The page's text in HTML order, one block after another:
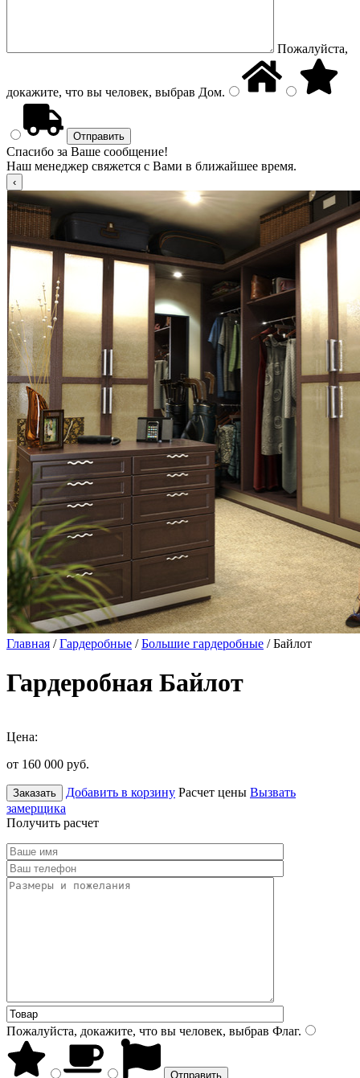
Пожалуйста,
докажите, что вы человек, выбрав Дом.
Спасибо за Ваше сообщение!
Наш менеджер свяжется с Вами в ближайшее время.
Главная /Гардеробные /Большие гардеробные / Байлот
Гардеробная Байлот
Цена:
от 160 000 руб.
Заказать Добавить в корзину Расчет цены Вызвать
замерщика
Получить расчет
Пожалуйста, докажите, что вы человек, выбрав Флаг.